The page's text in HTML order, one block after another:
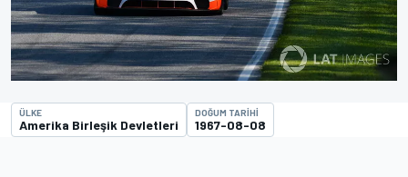
ÜLKE
Amerika Birleşik Devletleri
DOĞUM TARIHI
1967-08-08